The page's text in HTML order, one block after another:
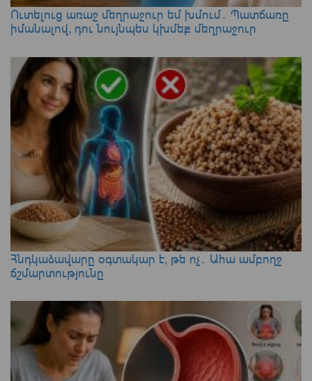
Ուտելուց առաջ մեղրաջուր եմ խմում․ Պատճառը
իմանալով, դու նույնպես կխմեք մեղրաջուր
Հնդկաձավարը օգտակար է, թե ոչ․ Ահա ամբողջ
ճշմարտությունը